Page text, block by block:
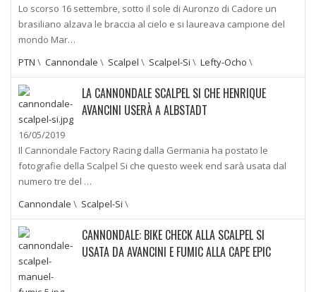
Lo scorso 16 settembre, sotto il sole di Auronzo di Cadore un
brasiliano alzava le braccia al cielo e si laureava campione del
mondo Mar…
PTN \ Cannondale \ Scalpel \ Scalpel-Si \ Lefty-Ocho \
LA CANNONDALE SCALPEL SI CHE HENRIQUE
AVANCINI USERÀ A ALBSTADT
16/05/2019
Il Cannondale Factory Racing dalla Germania ha postato le
fotografie della Scalpel Si che questo week end sarà usata dal
numero tre del …
Cannondale \ Scalpel-Si \
CANNONDALE: BIKE CHECK ALLA SCALPEL SI
USATA DA AVANCINI E FUMIC ALLA CAPE EPIC